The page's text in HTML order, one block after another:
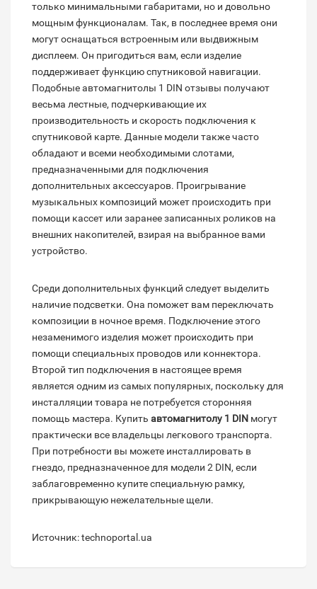
только минимальными габаритами, но и довольно
мощным функционалам. Так, в последнее время они
могут оснащаться встроенным или выдвижным
дисплеем. Он пригодиться вам, если изделие
поддерживает функцию спутниковой навигации.
Подобные автомагнитолы 1 DIN отзывы получают
весьма лестные, подчеркивающие их
производительность и скорость подключения к
спутниковой карте. Данные модели также часто
обладают и всеми необходимыми слотами,
предназначенными для подключения
дополнительных аксессуаров. Проигрывание
музыкальных композиций может происходить при
помощи кассет или заранее записанных роликов на
внешних накопителей, взирая на выбранное вами
устройство.
Среди дополнительных функций следует выделить
наличие подсветки. Она поможет вам переключать
композиции в ночное время. Подключение этого
незаменимого изделия может происходить при
помощи специальных проводов или коннектора.
Второй тип подключения в настоящее время
является одним из самых популярных, поскольку для
инсталляции товара не потребуется сторонняя
помощь мастера. Купить автомагнитолу 1 DIN могут
практически все владельцы легкового транспорта.
При потребности вы можете инсталлировать в
гнездо, предназначенное для модели 2 DIN, если
заблаговременно купите специальную рамку,
прикрывающую нежелательные щели.
Источник: technoportal.ua